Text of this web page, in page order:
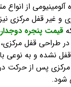
آلومینیومی از
و غیر قفل مرکزی
قیمت پنجره
در طراحی قفل
نشده و به نوعی
مرکزی پس از حرکت
شود.